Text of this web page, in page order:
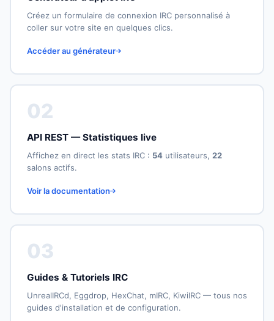
Créez un formulaire de connexion IRC personnalisé à
coller sur votre site en quelques clics.
Accéder au générateur
02
API REST — Statistiques live
Affichez en direct les stats IRC : 54utilisateurs, 22
salons actifs.
Voir la documentation
03
Guides & Tutoriels IRC
UnrealIRCd, Eggdrop, HexChat, mIRC, KiwiIRC — tous nos
guides d'installation et de configuration.